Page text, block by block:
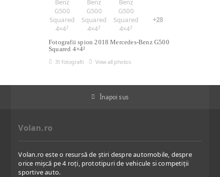
+28
Fotografii spion 2018 Mercedes-Benz G500
Squared 4×4²
31 fotografii
View all photos
Înapoi sus
Volan.ro
Volan.ro este o resursă de știri despre automobile, despre
orice mișcă pe 4 roți, prototipuri de vehicule si competiții
sportive auto.